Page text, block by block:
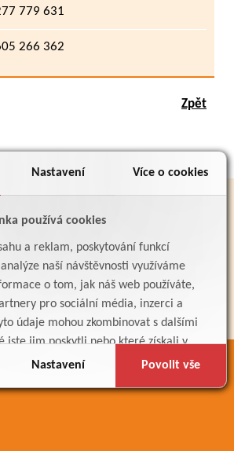
Nastavení Více o cookies
používá cookies
a reklam, poskytování funkcí
naší návštěvnosti využíváme
o tom, jak náš web používáte,
pro sociální média, inzerci a
údaje mohou zkombinovat s dalšími
jste jim poskytli nebo které získali v
jejich služby.
Nastavení Povolit vše
779 631
266 362
Zpět